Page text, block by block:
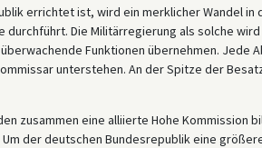
errichtet ist, wird ein merklicher Wandel
durchführt. Die Militärregierung als solche
Funktionen übernehmen. Jede
unterstehen. An der Spitze der
zusammen eine alliierte Hohe Kommission
der deutschen Bundesrepublik eine